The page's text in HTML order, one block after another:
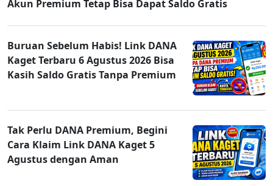
Akun Premium Tetap Bisa Dapat Saldo Gratis
Buruan Sebelum Habis! Link DANA
Kaget Terbaru 6 Agustus 2026 Bisa
Kasih Saldo Gratis Tanpa Premium
Tak Perlu DANA Premium, Begini
Cara Klaim Link DANA Kaget 5
Agustus dengan Aman